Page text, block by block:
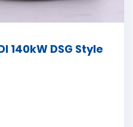
140kW DSG Style